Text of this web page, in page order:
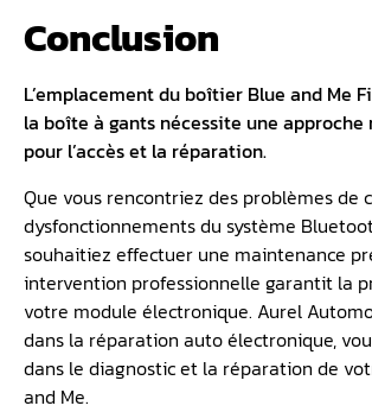
Conclusion
L’emplacement du boîtier Blue and Me
la boîte à gants nécessite une
pour l’accès et la réparation.
Que vous rencontriez des problèmes de
dysfonctionnements du système
souhaitiez effectuer une maintenance
intervention professionnelle garantit la
votre module électronique. Aurel
dans la réparation auto électronique,
dans le diagnostic et la réparation de
and Me.